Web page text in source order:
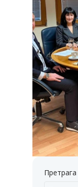
Претрага